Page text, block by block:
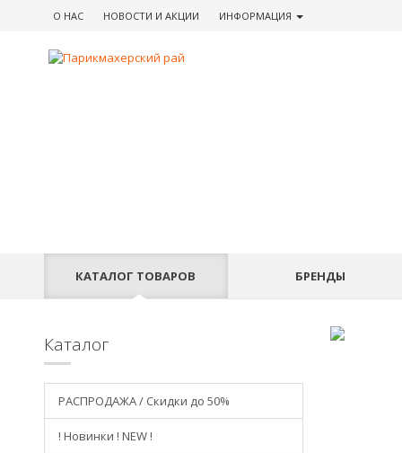
О НАС НОВОСТИ И АКЦИИ ИНФОРМАЦИЯ
КАТАЛОГ ТОВАРОВ БРЕНДЫ
Каталог
РАСПРОДАЖА / Скидки до 50%
! Новинки ! NEW !